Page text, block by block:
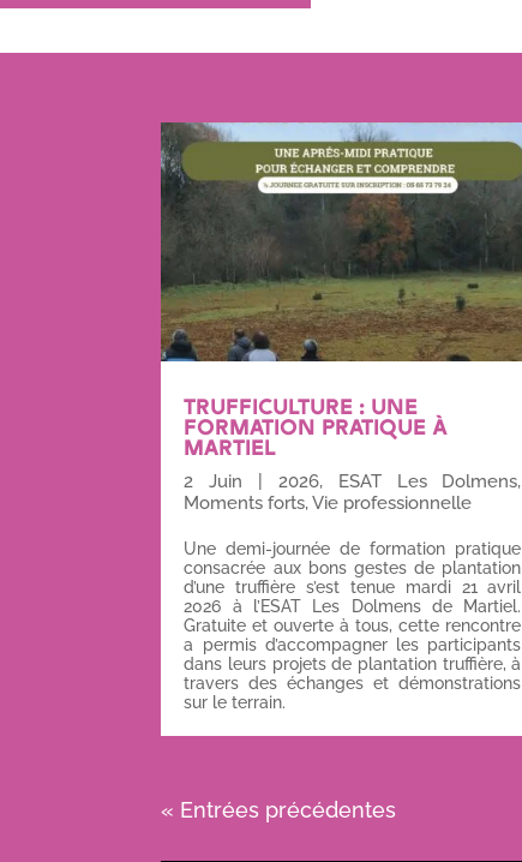
TRUFFICULTURE : UNE
FORMATION PRATIQUE À
MARTIEL
2 Juin 2026, ESAT Les Dolmens,
Moments forts,Vie professionnelle
Une demi-journée de formation pratique
consacrée aux bons gestes de plantation
d’une truffière s’est tenue mardi 21 avril
2026 à l’ESAT Les Dolmens de Martiel.
Gratuite et ouverte à tous, cette rencontre
a permis d’accompagner les participants
dans leurs projets de plantation truffière, à
travers des échanges et démonstrations
sur le terrain.
« Entrées précédentes